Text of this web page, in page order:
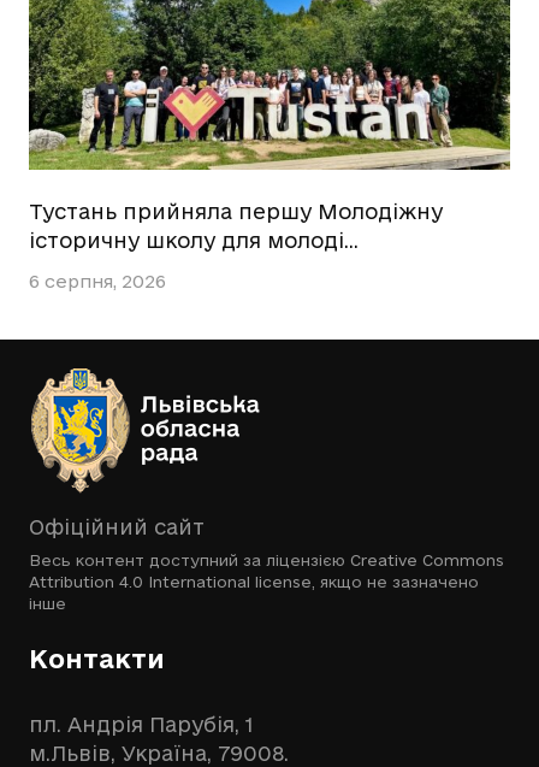
Тустань прийняла першу Молодіжну
історичну школу для молоді…
6 серпня, 2026
Офіційний сайт
Весь контент доступний за ліцензією Creative Commons
Attribution 4.0 International license , якщо не зазначено
інше
Контакти
пл. Андрія Парубія, 1
м.Львів, Україна, 79008.